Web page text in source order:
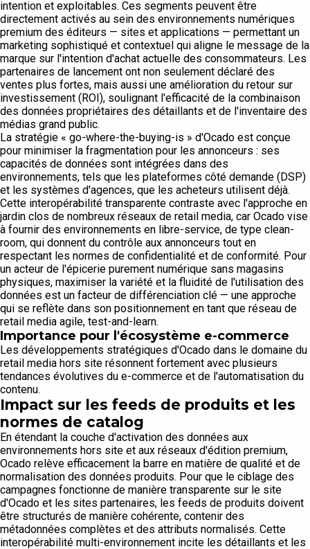
intention et exploitables. Ces segments peuvent être
directement activés au sein des environnements numériques
premium des éditeurs — sites et applications — permettant un
marketing sophistiqué et contextuel qui aligne le message de la
marque sur l'intention d'achat actuelle des consommateurs. Les
partenaires de lancement ont non seulement déclaré des
ventes plus fortes, mais aussi une amélioration du retour sur
investissement (ROI), soulignant l'efficacité de la combinaison
des données propriétaires des détaillants et de l'inventaire des
médias grand public.
La stratégie « go-where-the-buying-is » d'Ocado est conçue
pour minimiser la fragmentation pour les annonceurs : ses
capacités de données sont intégrées dans des
environnements, tels que les plateformes côté demande (DSP)
et les systèmes d'agences, que les acheteurs utilisent déjà.
Cette interopérabilité transparente contraste avec l'approche en
jardin clos de nombreux réseaux de retail media, car Ocado vise
à fournir des environnements en libre-service, de type clean-
room, qui donnent du contrôle aux annonceurs tout en
respectant les normes de confidentialité et de conformité. Pour
un acteur de l'épicerie purement numérique sans magasins
physiques, maximiser la variété et la fluidité de l'utilisation des
données est un facteur de différenciation clé — une approche
qui se reflète dans son positionnement en tant que réseau de
retail media agile, test-and-learn.
Importance pour l'écosystème e-commerce
Les développements stratégiques d'Ocado dans le domaine du
retail media hors site résonnent fortement avec plusieurs
tendances évolutives du e-commerce et de l'automatisation du
contenu.
Impact sur les feeds de produits et les
normes de catalog
En étendant la couche d'activation des données aux
environnements hors site et aux réseaux d'édition premium,
Ocado relève efficacement la barre en matière de qualité et de
normalisation des données produits. Pour que le ciblage des
campagnes fonctionne de manière transparente sur le site
d'Ocado et les sites partenaires, les feeds de produits doivent
être structurés de manière cohérente, contenir des
métadonnées complètes et des attributs normalisés. Cette
interopérabilité multi-environnement incite les détaillants et les